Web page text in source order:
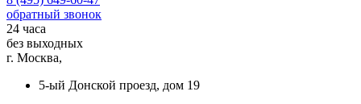
обратный звонок
24 часа
без выходных
г. Москва,
5-ый Донской проезд, дом 19